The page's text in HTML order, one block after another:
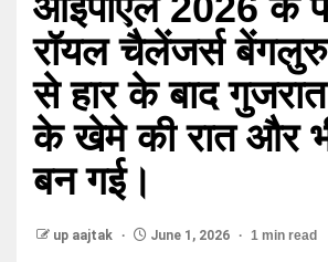
रॉयल चैलेंजर्स
से हार के बाद
के खेमे की रात और
बन गई।
up aajtak June 1, 2026 1 min read